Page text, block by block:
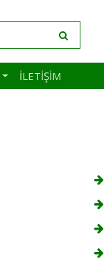
İLETIŞIM